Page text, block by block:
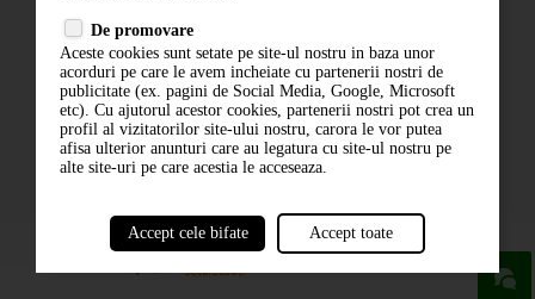
ABONARE LA NEWSLETTER
ABONARE
De promovare
Aceste cookies sunt setate pe site-ul nostru in baza unor
acorduri pe care le avem incheiate cu partenerii nostri de
publicitate (ex. pagini de Social Media, Google, Microsoft
etc). Cu ajutorul acestor cookies, partenerii nostri pot crea un
profil al vizitatorilor site-ului nostru, carora le vor putea
afisa ulterior anunturi care au legatura cu site-ul nostru pe
alte site-uri pe care acestia le acceseaza.
Accept cele bifate Accept toate